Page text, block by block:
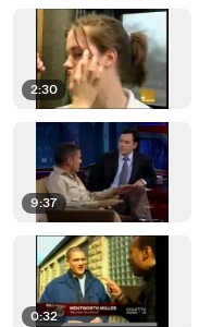
2:30
9:37
0:32